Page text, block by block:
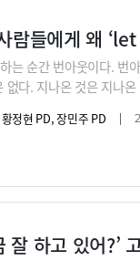
는 순간 번아웃이다. 번
다. 지나온 것은 지나
’ ‘여덟 단어’의 박웅현
정현 PD, 장민주 PD
하고 있어?’